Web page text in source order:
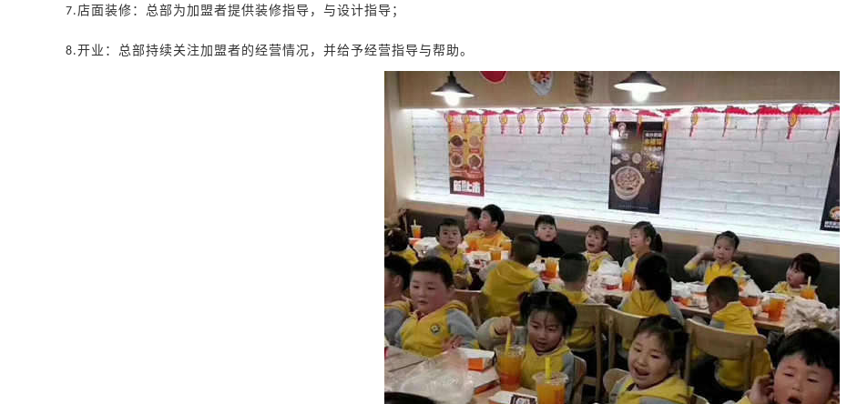
7. 店面装修：总部为加盟者提供装修指导，与设计指导；
8.开业：总部持续关注加盟者的经营情况，并给予经营指导与帮助。